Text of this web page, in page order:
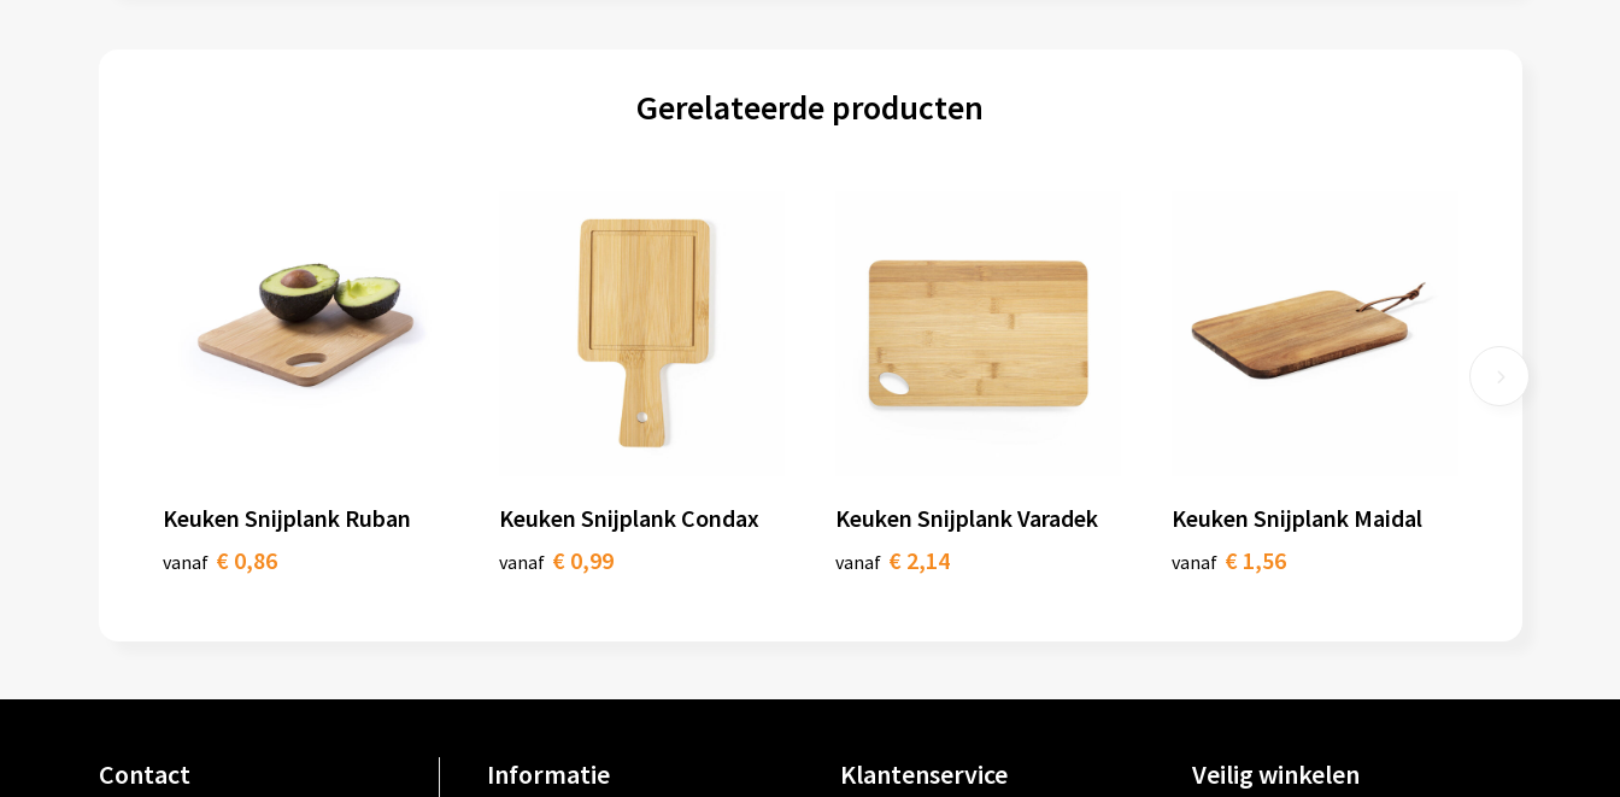
Gerelateerde producten
Keuken Snijplank Ruban
vanaf € 0,86
Keuken Snijplank Condax
vanaf € 0,99
Keuken Snijplank Varadek
vanaf € 2,14
Keuken Snijplank Maidal
vanaf € 1,56
Contact Informatie Klantenservice Veilig winkelen